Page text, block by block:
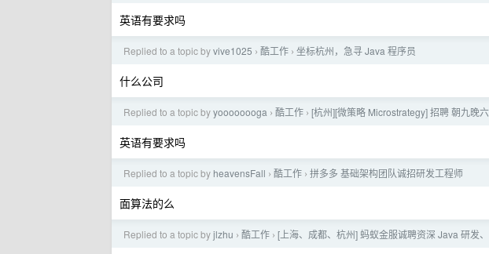
英语有要求吗
Replied to a topic byvive1025 › 酷工作 › 坐标杭州，急寻 Java 程序员
什么公司
Replied to a topic byyoooooooga › 酷工作 › [杭州][微策略 Microstrategy] 招聘 朝九晚
英语有要求吗
Replied to a topic by heavensFall › 酷工作 › 拼多多 基础架构团队诚招研发工程师
面算法的么
Replied to a topic byjlzhu › 酷工作 › [上海、成都、杭州] 蚂蚁金服诚聘资深 Java 研发